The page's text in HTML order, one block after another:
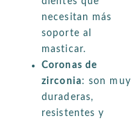
necesitan más
soporte al
masticar.
Coronas de
zirconia: son muy
duraderas,
resistentes y